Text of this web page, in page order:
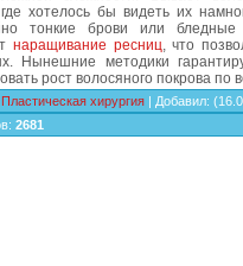
где хотелось бы видеть их
тонкие брови или
наращивание ресниц, что
Нынешние методики
рост волосяного покрова по
Пластическая хирургия | Добавил:
: 2681